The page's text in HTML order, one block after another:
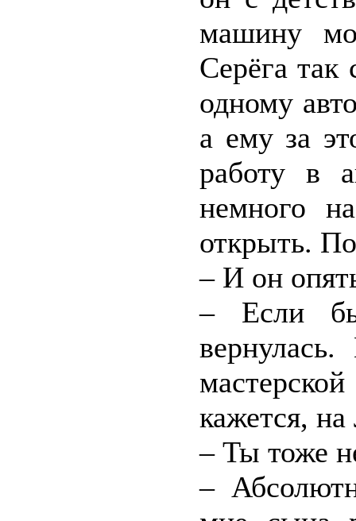
машину
Серёга так
одному
а ему за
работу в
немного
открыть.
– И он
– Если
кажется,
– Ты тоже
–